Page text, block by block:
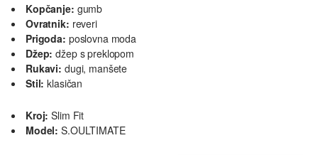
Kopčanje: gumb
Ovratnik: reveri
Prigoda: poslovna moda
Džep: džep s preklopom
Rukavi: dugi, manšete
Stil: klasičan
Kroj: Slim Fit
Model: S.OULTIMATE